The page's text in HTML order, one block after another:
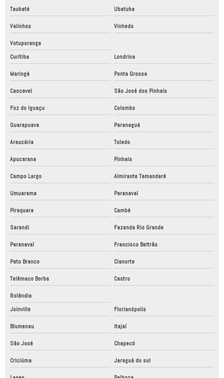
Quadro elétrico montagem
Relatório anual de conformidade
Relatório de auditoria conformidade
Relatório técnico de conformidade
Robô fábrica industrial
Robo industrial a venda
Robô scara
Robôs colaborativos
Robôs industriais
Robôs industriais no brasil
Robôs máquinas industriais
Robótica industrial
Robótica industrial alimentos
Robotização industrial
Serviço de automação industrial
Taubaté Ubatuba
Valinhos Vinhedo
Votuporanga
Curitiba
Londrina
Maringá Ponta Grossa
Cascavel São José dos Pinhais
Foz do Iguaçu Colombo
Guarapuava Paranaguá
Araucária Toledo
Apucarana Pinhais
Campo Largo Almirante Tamandaré
Umuarama Paranavaí
Piraquara Cambé
Sarandi Fazenda Rio Grande
Paranavaí Francisco Beltrão
Pato Branco Cianorte
Telêmaco Borba Castro
Rolândia
Joinville
Florianópolis
Blumenau Itajaí
São José Chapecó
Criciúma Jaraguá do sul